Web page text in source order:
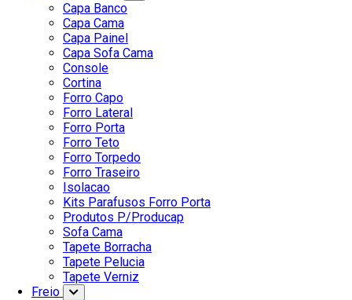
Capa Banco
Capa Cama
Capa Painel
Capa Sofa Cama
Console
Cortina
Forro Capo
Forro Lateral
Forro Porta
Forro Teto
Forro Torpedo
Forro Traseiro
Isolacao
Kits Parafusos Forro Porta
Produtos P/Producap
Sofa Cama
Tapete Borracha
Tapete Pelucia
Tapete Verniz
Freio